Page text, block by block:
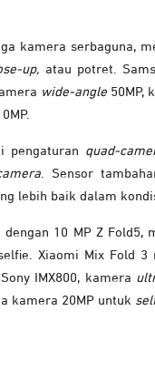
kamera serbaguna,
up, atau potret.
wide-angle 50MP,
pengaturan quad-
. Sensor
lebih baik dalam
dengan 10 MP Z
Xiaomi Mix Fold
IMX800, kamera
kamera 20MP untuk